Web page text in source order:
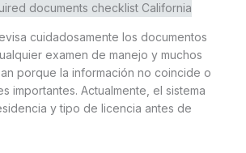
cuidadosamente los documentos
examen de manejo y muchos
porque la información no coincide o
importantes. Actualmente, el sistema
y tipo de licencia antes de